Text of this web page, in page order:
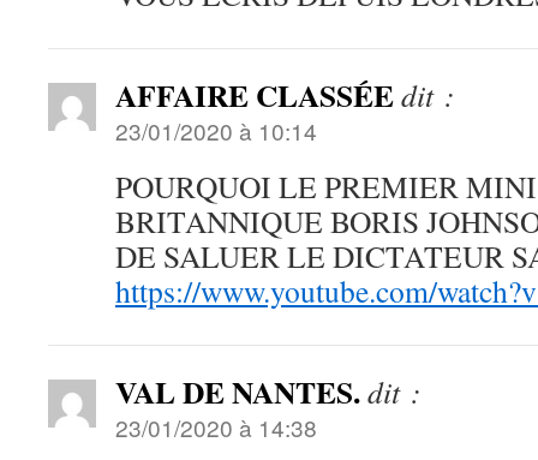
AFFAIRE CLASSÉEdit :
23/01/2020 à 10:14
POURQUOI LE PREMIER
BRITANNIQUE BORIS
DE SALUER LE DICTATEUR
https://www.youtube.com/
VAL DE NANTES.dit :
23/01/2020 à 14:38